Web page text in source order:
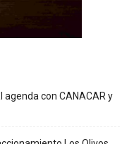
con CANACAR y